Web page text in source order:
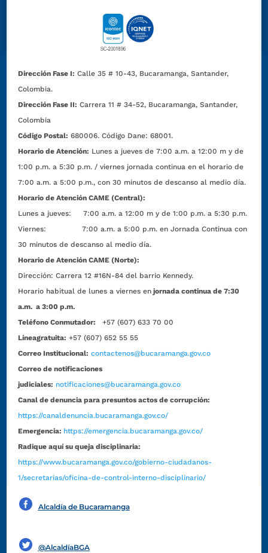
Dirección Fase I: Calle 35 # 10-43, Bucaramanga, Santander,
Colombia.
Dirección Fase II: Carrera 11 # 34-52, Bucaramanga, Santander,
Colombia
Código Postal: 680006. Código Dane: 68001.
Horario de Atención: Lunes a jueves de 7:00 a.m. a 12:00 m y de
1:00 p.m. a 5:30 p.m. / viernes jornada continua en el horario de
7:00 a.m. a 5:00 p.m., con 30 minutos de descanso al medio día.
Horario de Atención CAME (Central):
Lunes a jueves: 7:00 a.m. a 12:00 m y de 1:00 p.m. a 5:30 p.m.
Viernes: 7:00 a.m. a 5:00 p.m. en Jornada Continua con
30 minutos de descanso al medio día.
Horario de Atención CAME (Norte):
Dirección:Carrera 12 #16N-84 del barrio Kennedy.
Horario habitual de lunes a viernes en jornada continua de 7:30
a.m. a 3:00 p.m.
Teléfono Conmutador:
+57 (607) 633 70 00
Líneagratuita: +57 (607) 652 55 55
Correo Institucional: contactenos@bucaramanga.gov.co
Correo de notificaciones
judiciales: notificaciones@bucaramanga.gov.co
Canal de denuncia para presuntos actos de corrupción:
https://canaldenuncia.bucaramanga.gov.co/
Emergencia: https://emergencia.bucaramanga.gov.co/
Radique aquí su queja disciplinaria:
https://www.bucaramanga.gov.co/gobierno-ciudadanos-
1/secretarias/oficina-de-control-interno-disciplinario/
Alcaldía de Bucaramanga
@AlcaldíaBGA